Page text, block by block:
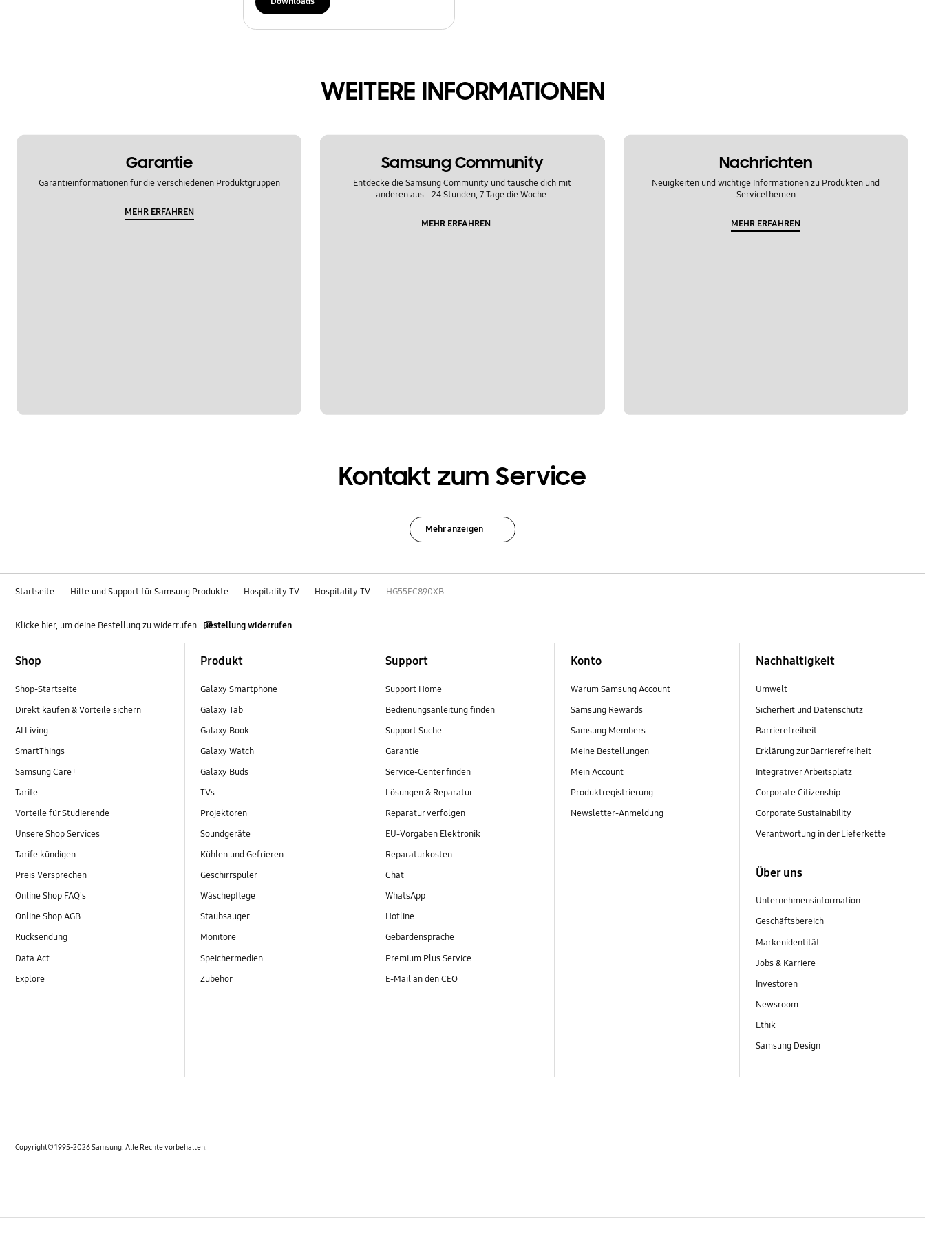
WEITERE INFORMATIONEN
Garantie
Garantieinformationen für die verschiedenen Produktgruppen
MEHR ERFAHREN
Samsung Community
Entdecke die Samsung Community und tausche dich mit
anderen aus - 24 Stunden, 7 Tage die Woche.
MEHR ERFAHREN
Nachrichten
Neuigkeiten und wichtige Informationen zu Produkten und
Servicethemen
MEHR ERFAHREN
Kontakt zum Service
Mehr anzeigen
Startseite Hilfe und Support für Samsung Produkte Hospitality TV Hospitality TV HG55EC890XB
Klicke hier, um deine Bestellung zu widerrufen Bestellung widerrufen
Shop
Shop-Startseite
Direkt kaufen & Vorteile sichern
AI Living
SmartThings
Samsung Care+
Tarife
Vorteile für Studierende
Unsere Shop Services
Tarife kündigen
Preis Versprechen
Online Shop FAQ's
Online Shop AGB
Rücksendung
Data Act
Explore
Produkt
Galaxy Smartphone
Galaxy Tab
Galaxy Book
Galaxy Watch
Galaxy Buds
TVs
Projektoren
Soundgeräte
Kühlen und Gefrieren
Geschirrspüler
Wäschepflege
Staubsauger
Monitore
Speichermedien
Zubehör
Support
Support Home
Bedienungsanleitung finden
Support Suche
Garantie
Service-Center finden
Lösungen & Reparatur
Reparatur verfolgen
EU-Vorgaben Elektronik
Reparaturkosten
Chat
WhatsApp
Hotline
Gebärdensprache
Premium Plus Service
E-Mail an den CEO
Konto
Warum Samsung Account
Samsung Rewards
Samsung Members
Meine Bestellungen
Mein Account
Produktregistrierung
Newsletter-Anmeldung
Nachhaltigkeit
Umwelt
Sicherheit und Datenschutz
Barrierefreiheit
Erklärung zur Barrierefreiheit
Integrativer Arbeitsplatz
Corporate Citizenship
Corporate Sustainability
Verantwortung in der Lieferkette
Über uns
Unternehmensinformation
Geschäftsbereich
Markenidentität
Jobs & Karriere
Investoren
Newsroom
Ethik
Samsung Design
Copyright© 1995-2026 Samsung. Alle Rechte vorbehalten.